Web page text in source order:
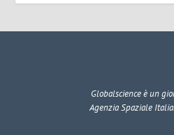
Globalscienceè un
Agenzia Spaziale